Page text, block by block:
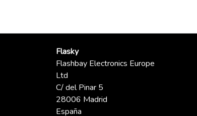
Flasky
Flashbay Electronics Europe
Ltd
C/ del Pinar 5
28006 Madrid
España